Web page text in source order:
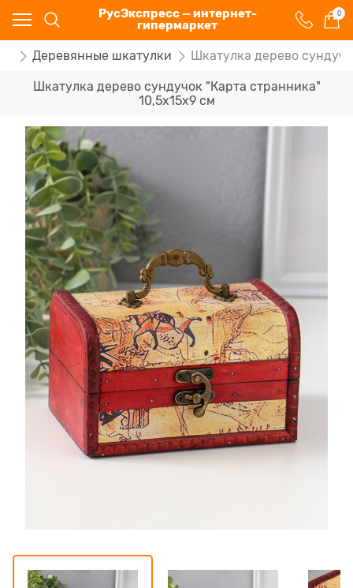
РусЭкспресс — интернет-
гипермаркет
0
Деревянные шкатулки Шкатулка дерево
Шкатулка дерево сундучок "Карта странника"
10,5х15х9 см